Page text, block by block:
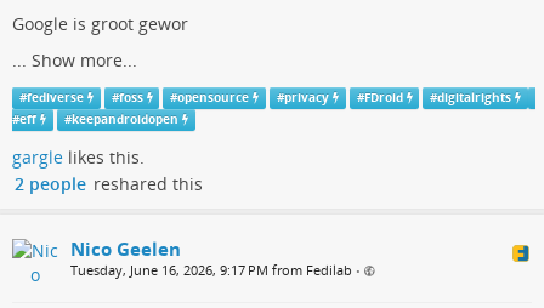
Google is groot gewor
... Show more...
#fediverse #foss #opensource #privacy #FDroid #digitalrights
#eff #keepandroidopen
gargle likes this.
2 people reshared this
Nico Geelen
Tuesday, June 16, 2026, 9:17 PM from Fedilab •